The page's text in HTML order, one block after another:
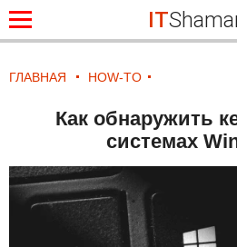
IT
ГЛАВНАЯ HOW-TO
Как обнаружить
системах